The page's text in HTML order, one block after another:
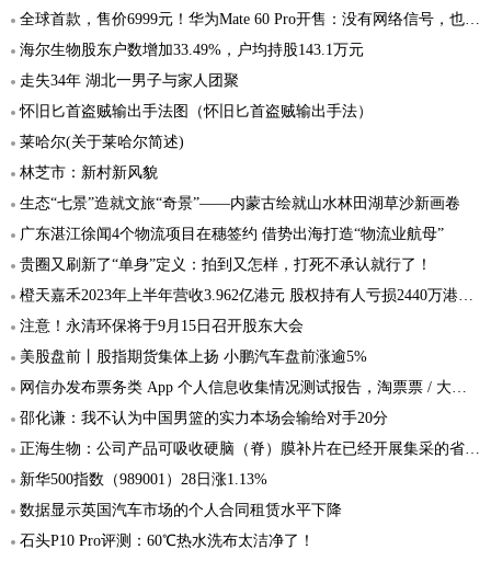
全球首款，售价6999元！华为Mate 60 Pro开售：没有网络信号，也可拨打接听卫星电话
海尔生物股东户数增加33.49%，户均持股143.1万元
走失34年 湖北一男子与家人团聚
怀旧匕首盗贼输出手法图（怀旧匕首盗贼输出手法）
莱哈尔(关于莱哈尔简述)
林芝市：新村新风貌
生态“七景”造就文旅“奇景”——内蒙古绘就山水林田湖草沙新画卷
广东湛江徐闻4个物流项目在穗签约 借势出海打造“物流业航母”
贵圈又刷新了“单身”定义：拍到又怎样，打死不承认就行了！
橙天嘉禾2023年上半年营收3.962亿港元 股权持有人亏损2440万港元同比大幅增长
注意！永清环保将于9月15日召开股东大会
美股盘前丨股指期货集体上扬 小鹏汽车盘前涨逾5%
网信办发布票务类 App 个人信息收集情况测试报告，淘票票 / 大麦 / 猫眼 / 摩天轮票务受测
邵化谦：我不认为中国男篮的实力本场会输给对手20分
正海生物：公司产品可吸收硬脑（脊）膜补片在已经开展集采的省份全部中标
新华500指数（989001）28日涨1.13%
数据显示英国汽车市场的个人合同租赁水平下降
石头P10 Pro评测：60℃热水洗布太洁净了！